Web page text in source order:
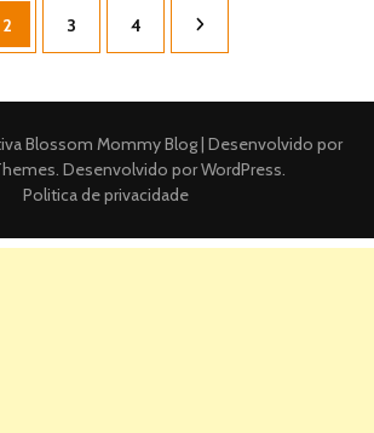
Página
2 Página
3 Página
4
Blossom Mommy Blog | Desenvolvido por
. Desenvolvido porWordPress
Politica de privacidade